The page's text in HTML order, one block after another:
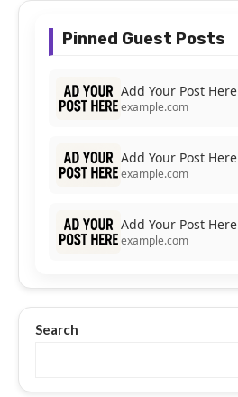
Pinned Guest Posts
Add Your Post Here
example.com
Add Your Post Here
example.com
Add Your Post Here
example.com
Search